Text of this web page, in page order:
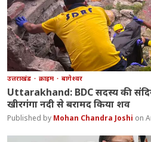
उत्तराखंड क्राइम बागेश्वर
Uttarakhand: BDC सदस्य की
खीरगंगा नदी से बरामद किया शव
Mohan Chandra Joshi